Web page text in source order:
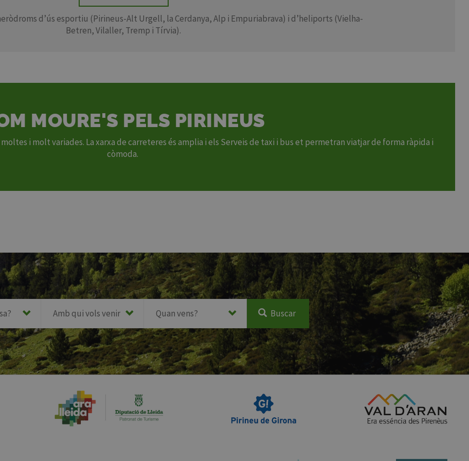
d’ús esportiu (Pirineus-Alt Urgell, la Cerdanya, Alp i Empuriabrava) i d’heliports (Vielha-
Betren, Vilaller, Tremp i Tírvia).
MOURE'S PELS PIRINEUS
i molt variades. La xarxa de carreteres és amplia i els Serveis de taxi i bus et permetran viatjar de forma ràpida i
còmoda.
Buscar